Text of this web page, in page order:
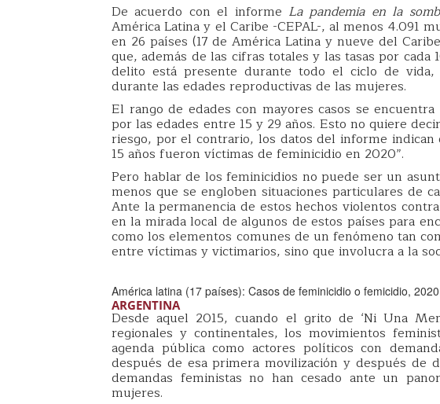
De acuerdo con el informe La pandemia en la
América Latina y el Caribe -CEPAL-, al menos 4.091
en 26 países (17 de América Latina y nueve del
que, además de las cifras totales y las tasas por
delito está presente durante todo el ciclo de vida,
durante las edades reproductivas de las mujeres.
El rango de edades con mayores casos se
por las edades entre 15 y 29 años. Esto no quiere
riesgo, por el contrario, los datos del informe
15 años fueron víctimas de feminicidio en 2020”.
Pero hablar de los feminicidios no puede ser un
menos que se engloben situaciones particulares de
Ante la permanencia de estos hechos violentos
en la mirada local de algunos de estos países para
como los elementos comunes de un fenómeno tan
entre víctimas y victimarios, sino que involucra a la
América latina (17 países): Casos de feminicidio o femicidio,
ARGENTINA
Desde aquel 2015, cuando el grito de ‘Ni Una
regionales y continentales, los movimientos
agenda pública como actores políticos con
después de esa primera movilización y después de
demandas feministas no han cesado ante un
mujeres.